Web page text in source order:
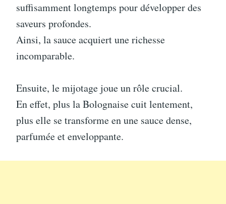
suffisamment longtemps pour développer des
saveurs profondes.
Ainsi, la sauce acquiert une richesse
incomparable.
Ensuite, le mijotage joue un rôle crucial.
En effet, plus la Bolognaise cuit lentement,
plus elle se transforme en une sauce dense,
parfumée et enveloppante.